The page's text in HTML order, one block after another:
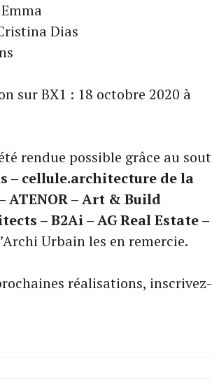
Dias
sur BX1 : 18 octobre 2020 à
rendue possible grâce au
– cellule.architecture de la
– Art & Build
– B2Ai – AG Real Estate –
Urbain les en remercie.
réalisations, inscrivez-